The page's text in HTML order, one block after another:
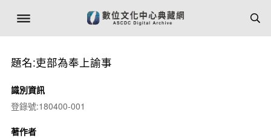
題名:吏部為奉上諭事
識別資訊
登錄號:180400-001
著作者